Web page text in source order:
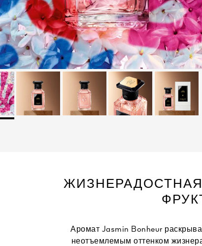
Аромат Jasmin Bonheur
неотъемлемым оттенком